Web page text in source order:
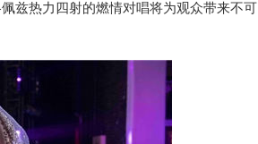
兹热力四射的燃情对唱将为观众带来不可